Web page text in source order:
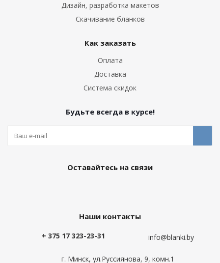
Дизайн, разработка макетов
Скачивание бланков
Как заказать
Оплата
Доставка
Система скидок
Будьте всегда в курсе!
Оставайтесь на связи
Наши контакты
+ 375 17 323-23-31 info@blanki.by
г. Минск, ул.Руссиянова, 9, комн.1